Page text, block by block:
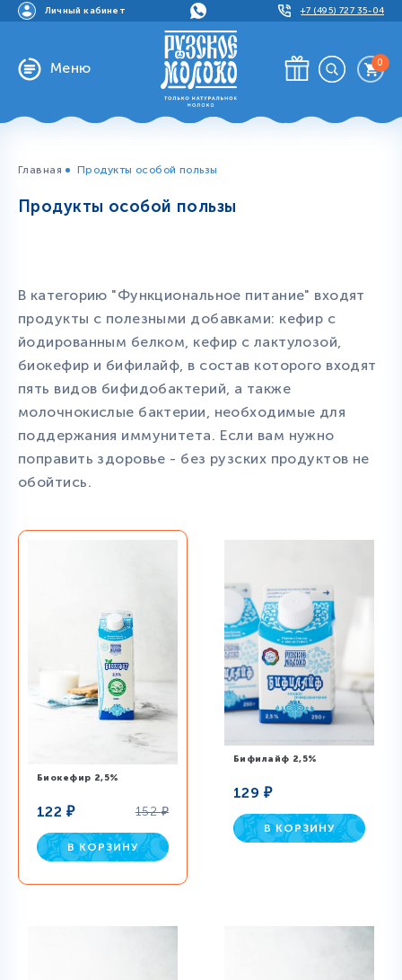
Личный кабинет +7 (495) 727 35-04
Меню 0
Главная Продукты особой пользы
Продукты особой пользы
В категорию "Функциональное питание" входят
продукты с полезными добавками: кефир с
йодированным белком, кефир с лактулозой,
биокефир и бифилайф, в состав которого входят
пять видов бифидобактерий, а также
молочнокислые бактерии, необходимые для
поддержания иммунитета. Если вам нужно
поправить здоровье - без рузских продуктов не
обойтись.
Биокефир 2,5%
152₽
122 ₽
В КОРЗИНУ
Бифилайф 2,5%
129 ₽
В КОРЗИНУ